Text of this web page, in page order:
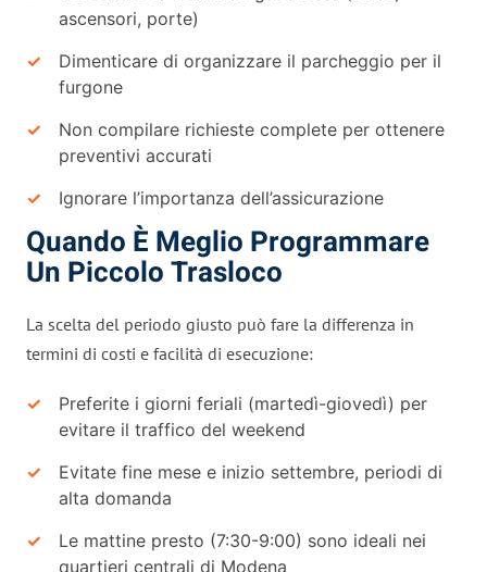
ascensori, porte)
Dimenticare di organizzare il parcheggio per il
furgone
Non compilare richieste complete per ottenere
preventivi accurati
Ignorare l’importanza dell’assicurazione
Quando È Meglio Programmare
Un Piccolo Trasloco
La scelta del periodo giusto può fare la differenza in
termini di costi e facilità di esecuzione:
Preferite i giorni feriali (martedì-giovedì) per
evitare il traffico del weekend
Evitate fine mese e inizio settembre, periodi di
alta domanda
Le mattine presto (7:30-9:00) sono ideali nei
quartieri centrali di Modena